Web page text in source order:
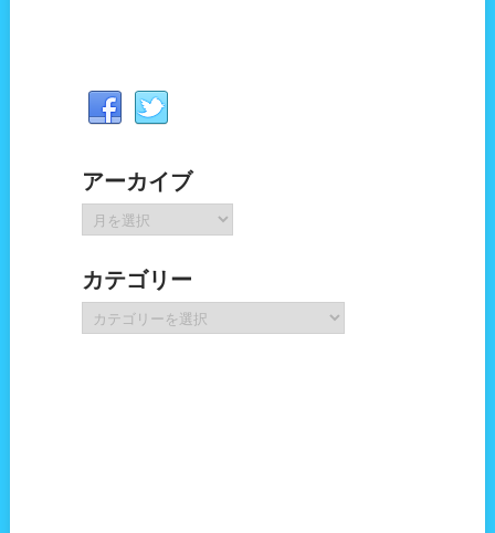
アーカイブ
ー
イ
ブ
カテゴリー
テ